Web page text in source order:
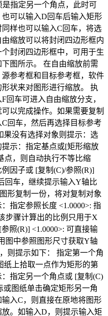
指定另一个角点，此时可
可以输入D回车后输入矩形
样也可以输入C回车，将选
缩放可以将封闭四边形框内
封闭四边形框中，可用于生
图所示。 在自由缩放前需
参考框和目标参考框，软件
状来对图形进行缩放。 执
回车可进入自由缩放分支，
以完成操作。如果需要复制
回车，然后再选择目标参考
果没有选择对象则提示：选
示：指定基点或[矩形缩放
点，则自动执行不等比缩
因子或 [复制(C)/参照(R)]
回车，继续提示输入Y轴比
形复制一份，将对复制对象
指定参照长度 <1.0000>: 指
步骤计算出的比例只用于X
照(R)] <1.0000>: 可直接输
图中参照图形尺寸获取Y轴
则提示如下： 指定第一个角
纸上拾取一点作为矩形的第
指定另一个角点或 [复制(C)
图纸单击确定矩形另一角
入C，则直接在原地将图形
。如输入D，则提示输入矩